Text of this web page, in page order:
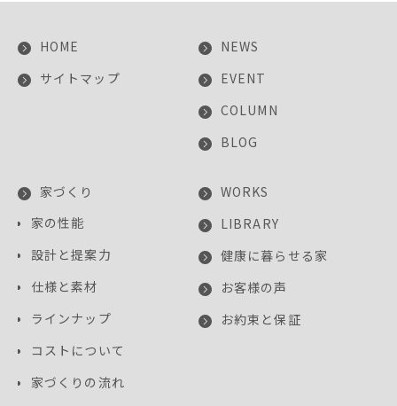
HOME
サイトマップ
NEWS
EVENT
COLUMN
BLOG
家づくり
家の性能
設計と提案力
仕様と素材
ラインナップ
コストについて
家づくりの流れ
WORKS
LIBRARY
健康に暮らせる家
お客様の声
お約束と保証